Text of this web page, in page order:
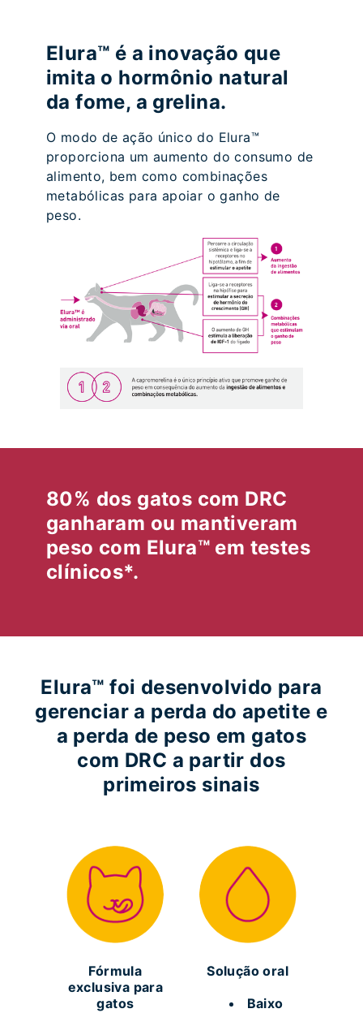
Elura™ é a inovação que
imita o hormônio natural
da fome, a grelina.
O modo de ação único do Elura™
proporciona um aumento do consumo de
alimento, bem como combinações
metabólicas para apoiar o ganho de
peso.
80% dos gatos com DRC
ganharam ou mantiveram
peso com Elura™ em testes
clínicos*.
Elura™ foi desenvolvido para
gerenciar a perda do apetite e
a perda de peso em gatos
com DRC a partir dos
primeiros sinais
Fórmula
exclusiva para
gatos
Solução oral
Baixo